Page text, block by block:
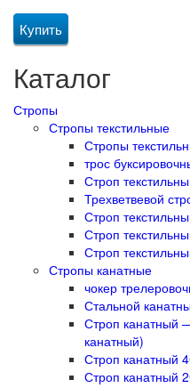
Купить
Каталог
Стропы
Стропы текстильные
Стропы
трос
Строп
Трехветвевой
Строп
Строп
Строп
Стропы канатные
чокер
Стальной
Строп канатный
канатный)
Строп канатный
Строп канатный